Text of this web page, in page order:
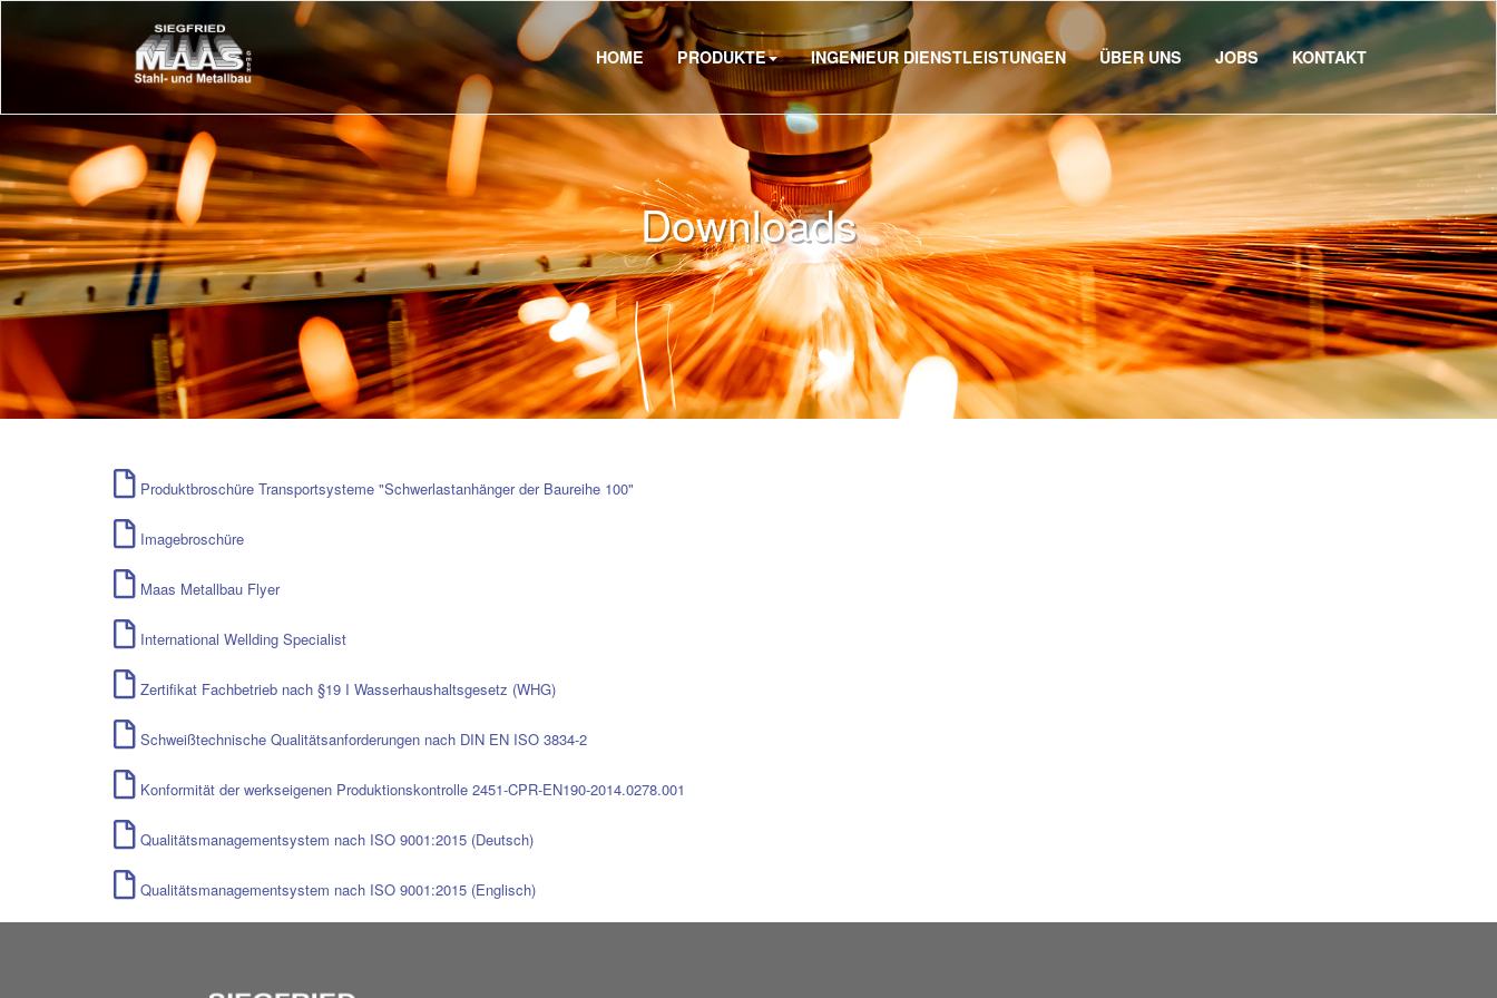
HOME PRODUKTE INGENIEUR DIENSTLEISTUNGEN ÜBER UNS JOBS KONTAKT
Downloads
Produktbroschüre Transportsysteme "Schwerlastanhänger der Baureihe 100"
Imagebroschüre
Maas Metallbau Flyer
International Wellding Specialist
Zertifikat Fachbetrieb nach §19 I Wasserhaushaltsgesetz (WHG)
Schweißtechnische Qualitätsanforderungen nach DIN EN ISO 3834-2
Konformität der werkseigenen Produktionskontrolle 2451-CPR-EN190-2014.0278.001
Qualitätsmanagementsystem nach ISO 9001:2015 (Deutsch)
Qualitätsmanagementsystem nach ISO 9001:2015 (Englisch)